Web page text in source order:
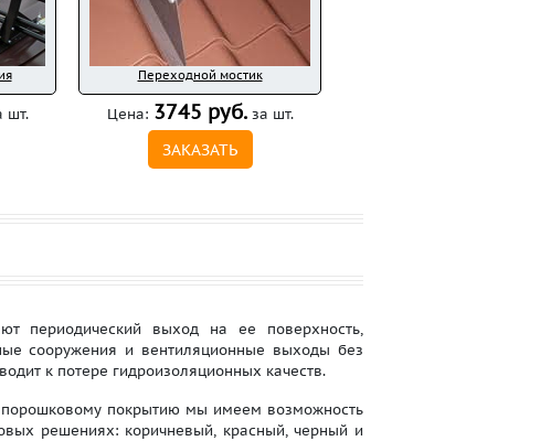
Переходной мостик
шт. Цена: 3745 руб.за шт.
ЗАКАЗАТЬ
периодический выход на ее поверхность,
сооружения и вентиляционные выходы без
к потере гидроизоляционных качеств.
покрытию мы имеем возможность
решениях: коричневый, красный, черный и